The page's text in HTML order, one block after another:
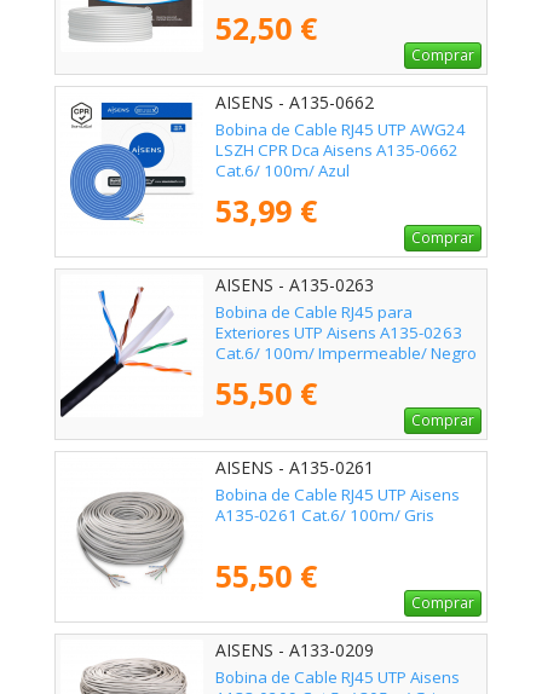
52,50 €
Comprar
AISENS - A135-0662
Bobina de Cable RJ45 UTP AWG24
LSZH CPR Dca Aisens A135-0662
Cat.6/ 100m/ Azul
53,99 €
Comprar
AISENS - A135-0263
Bobina de Cable RJ45 para
Exteriores UTP Aisens A135-0263
Cat.6/ 100m/ Impermeable/ Negro
55,50 €
Comprar
AISENS - A135-0261
Bobina de Cable RJ45 UTP Aisens
A135-0261 Cat.6/ 100m/ Gris
55,50 €
Comprar
AISENS - A133-0209
Bobina de Cable RJ45 UTP Aisens